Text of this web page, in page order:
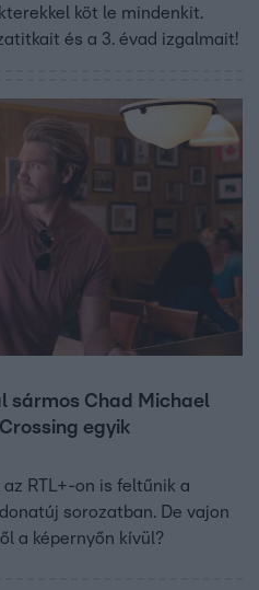
köt le mindenkit.
és a 3. évad izgalmait!
sármos Chad Michael
egyik
RTL+-on is feltűnik a
sorozatban. De vajon
a képernyőn kívül?